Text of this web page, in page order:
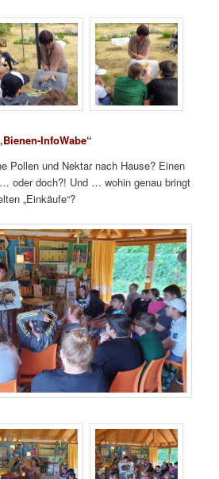
InfoWabe“
Pollen und Nektar nach Hause? Einen
oder doch?! Und … wohin genau bringt
„Einkäufe“?